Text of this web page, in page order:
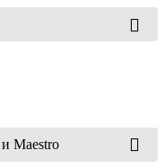
Maestro